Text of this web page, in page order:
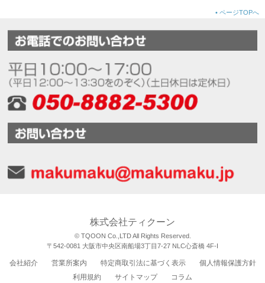
• ページTOPへ
株式会社ティクーン
© TQOON Co.,LTD All Rights Reserved.
〒542-0081 大阪市中央区南船場3丁目7-27 NLC心斎橋 4F-I
会社紹介 営業所案内 特定商取引法に基づく表示
個人情報保護方針
利用規約
サイトマップ コラム